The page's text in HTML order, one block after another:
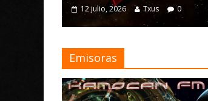
4 julio, 2026 Txus
Emisoras